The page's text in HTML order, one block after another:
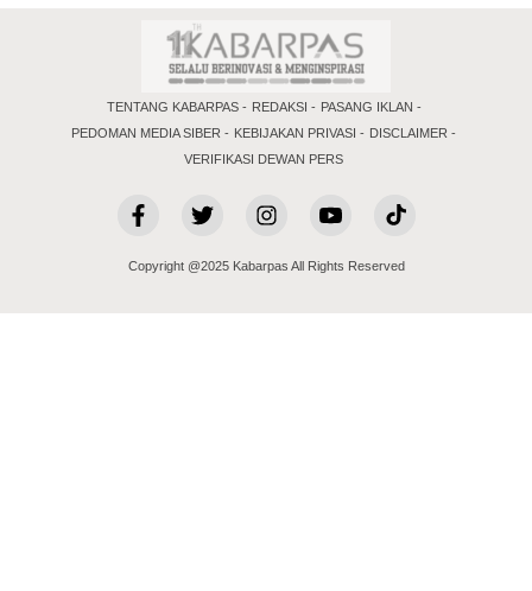
TENTANG KABARPAS REDAKSI
PASANG IKLAN
PEDOMAN MEDIA SIBER
KEBIJAKAN PRIVASI
DISCLAIMER
VERIFIKASI DEWAN PERS
Copyright @2025 Kabarpas All Rights Reserved